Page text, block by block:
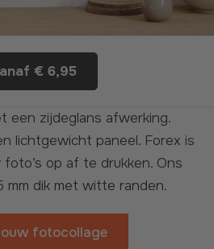
€ 6,95
lichtgewicht paneel. Forex is
op af te drukken. Ons
mm dik met witte randen.
jouw fotocollage